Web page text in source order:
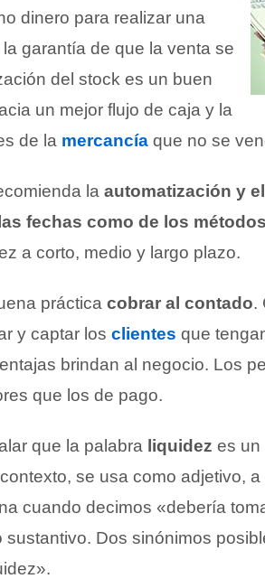
dinero para realizar una
garantía de que la venta se
del stock es un buen
un mejor flujo de caja y la
de la mercancía que no se
la automatización y
fechas como de los métodos
a corto, medio y largo plazo.
práctica cobrar al contado.
y captar los clientes que
brindan al negocio. Los
que los de pago.
que la palabra liquidez es un
se usa como adjetivo,
cuando decimos «debería
sustantivo. Dos sinónimos